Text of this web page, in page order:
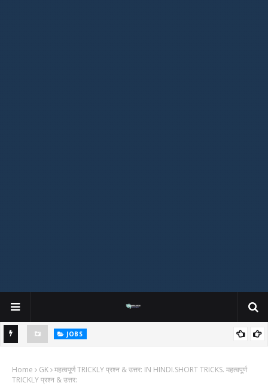
JOBS
Notification Out for 156 Agricultural Assistant Posts
Home GK महत्वपूर्ण TRICKLY प्रश्न & उत्तर: IN HINDI.SHORT TRICKS. महत्वपूर्ण
TRICKLY प्रश्न & उत्तर: